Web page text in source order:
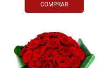
COMPRAR